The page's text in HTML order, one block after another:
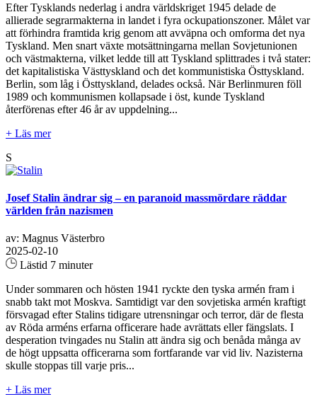
Efter Tysklands nederlag i andra världskriget 1945 delade de
allierade segrarmakterna in landet i fyra ockupationszoner. Målet var
att förhindra framtida krig genom att avväpna och omforma det nya
Tyskland. Men snart växte motsättningarna mellan Sovjetunionen
och västmakterna, vilket ledde till att Tyskland splittrades i två stater:
det kapitalistiska Västtyskland och det kommunistiska Östtyskland.
Berlin, som låg i Östtyskland, delades också. När Berlinmuren föll
1989 och kommunismen kollapsade i öst, kunde Tyskland
återförenas efter 46 år av uppdelning...
+ Läs mer
S
Josef Stalin ändrar sig – en paranoid massmördare räddar
världen från nazismen
av: Magnus Västerbro
2025-02-10
Lästid 7 minuter
Under sommaren och hösten 1941 ryckte den tyska armén fram i
snabb takt mot Moskva. Samtidigt var den sovjetiska armén kraftigt
försvagad efter Stalins tidigare utrensningar och terror, där de flesta
av Röda arméns erfarna officerare hade avrättats eller fängslats. I
desperation tvingades nu Stalin att ändra sig och benåda många av
de högt uppsatta officerarna som fortfarande var vid liv. Nazisterna
skulle stoppas till varje pris...
+ Läs mer